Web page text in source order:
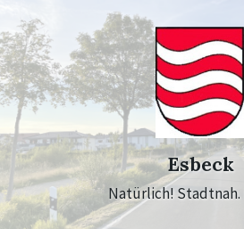
content
main
navigation
footer
Esbeck
Natürlich! Stadtnah.